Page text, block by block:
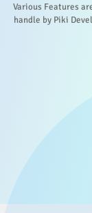
Various Features
handle by Piki